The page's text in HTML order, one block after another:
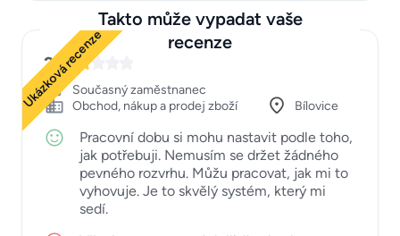
Takto může vypadat vaše
recenze
Ukázková recenze
2
Současný zaměstnanec
Obchod, nákup a prodej zboží
Bílovice
Pracovní dobu si mohu nastavit podle toho,
jak potřebuji. Nemusím se držet žádného
pevného rozvrhu. Můžu pracovat, jak mi to
vyhovuje. Je to skvělý systém, který mi
sedí.